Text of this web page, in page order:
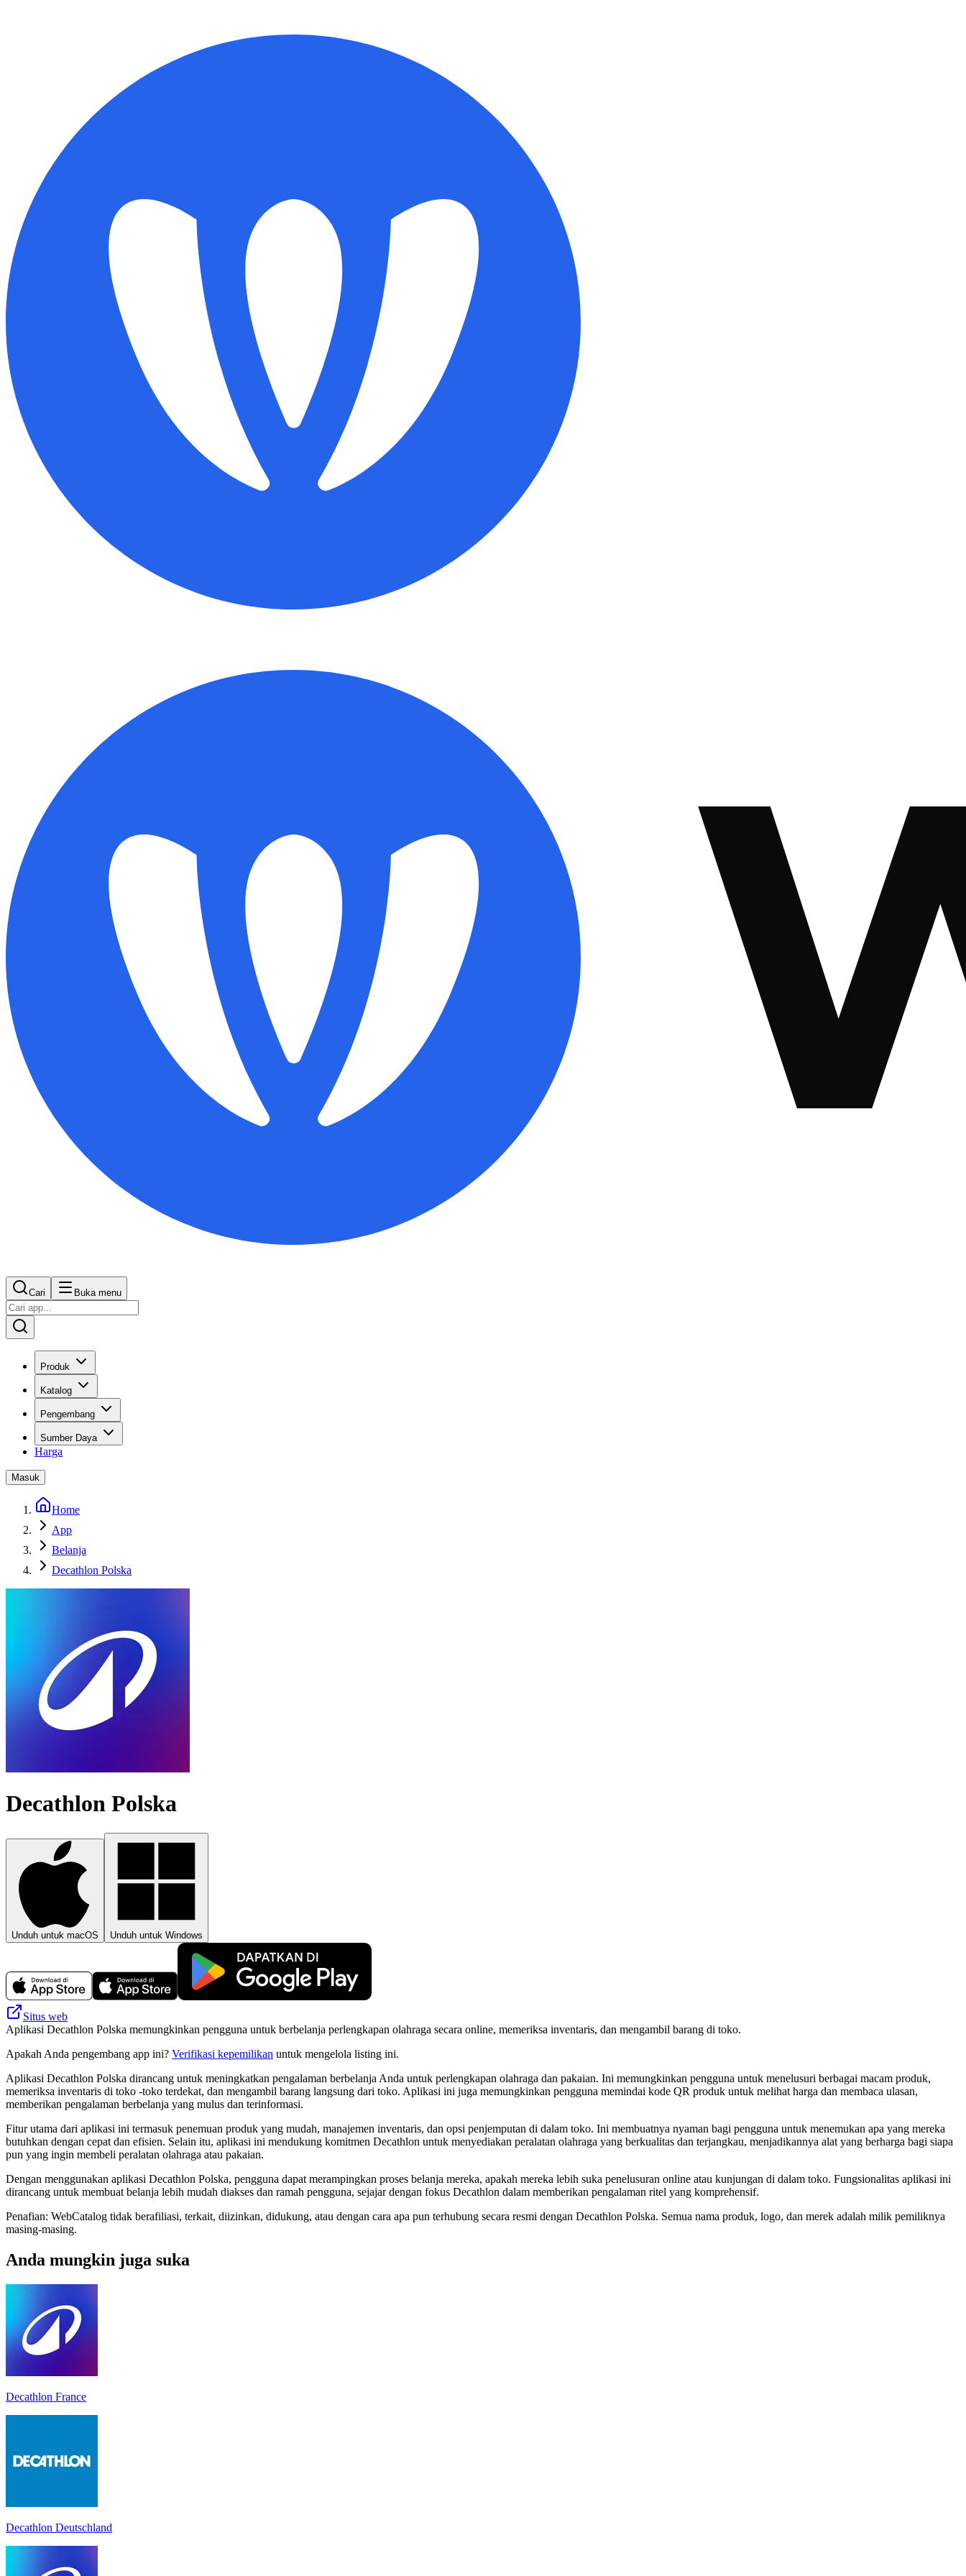
Cari Buka menu
Produk
Katalog
Pengembang
Sumber Daya
Harga
Masuk
Home
App
Belanja
Decathlon Polska
Decathlon Polska
Unduh untuk macOS Unduh untuk Windows
Situs web
Aplikasi Decathlon Polska memungkinkan pengguna untuk berbelanja perlengkapan olahraga secara online, memeriksa inventaris, dan mengambil barang di toko.
Apakah Anda pengembang app ini? Verifikasi kepemilikan untuk mengelola listing ini.
Aplikasi Decathlon Polska dirancang untuk meningkatkan pengalaman berbelanja Anda untuk perlengkapan olahraga dan pakaian. Ini memungkinkan pengguna untuk menelusuri berbagai macam produk,
memeriksa inventaris di toko -toko terdekat, dan mengambil barang langsung dari toko. Aplikasi ini juga memungkinkan pengguna memindai kode QR produk untuk melihat harga dan membaca ulasan,
memberikan pengalaman berbelanja yang mulus dan terinformasi.
Fitur utama dari aplikasi ini termasuk penemuan produk yang mudah, manajemen inventaris, dan opsi penjemputan di dalam toko. Ini membuatnya nyaman bagi pengguna untuk menemukan apa yang mereka
butuhkan dengan cepat dan efisien. Selain itu, aplikasi ini mendukung komitmen Decathlon untuk menyediakan peralatan olahraga yang berkualitas dan terjangkau, menjadikannya alat yang berharga bagi siapa
pun yang ingin membeli peralatan olahraga atau pakaian.
Dengan menggunakan aplikasi Decathlon Polska, pengguna dapat merampingkan proses belanja mereka, apakah mereka lebih suka penelusuran online atau kunjungan di dalam toko. Fungsionalitas aplikasi ini
dirancang untuk membuat belanja lebih mudah diakses dan ramah pengguna, sejajar dengan fokus Decathlon dalam memberikan pengalaman ritel yang komprehensif.
Penafian: WebCatalog tidak berafiliasi, terkait, diizinkan, didukung, atau dengan cara apa pun terhubung secara resmi dengan Decathlon Polska. Semua nama produk, logo, dan merek adalah milik pemiliknya
masing-masing.
Anda mungkin juga suka
Decathlon France
Decathlon Deutschland